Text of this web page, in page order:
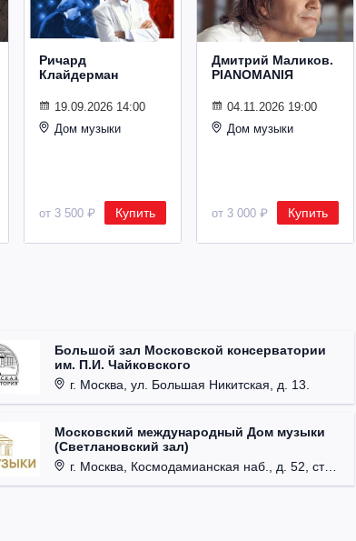
Ричард
Клайдерман
19.09.2026 14:00
Дом музыки
от 3 500 ₽ Купить
Дмитрий Маликов.
PIANOMANIЯ
04.11.2026 19:00
Дом музыки
от 3 000 ₽ Купить
Большой зал Московской консерватории
им. П.И. Чайковского
г. Москва, ул. Большая Никитская, д. 13.
Московский международный Дом музыки
(Светлановский зал)
г. Москва, Космодамианская наб., д. 52, стр. 8.